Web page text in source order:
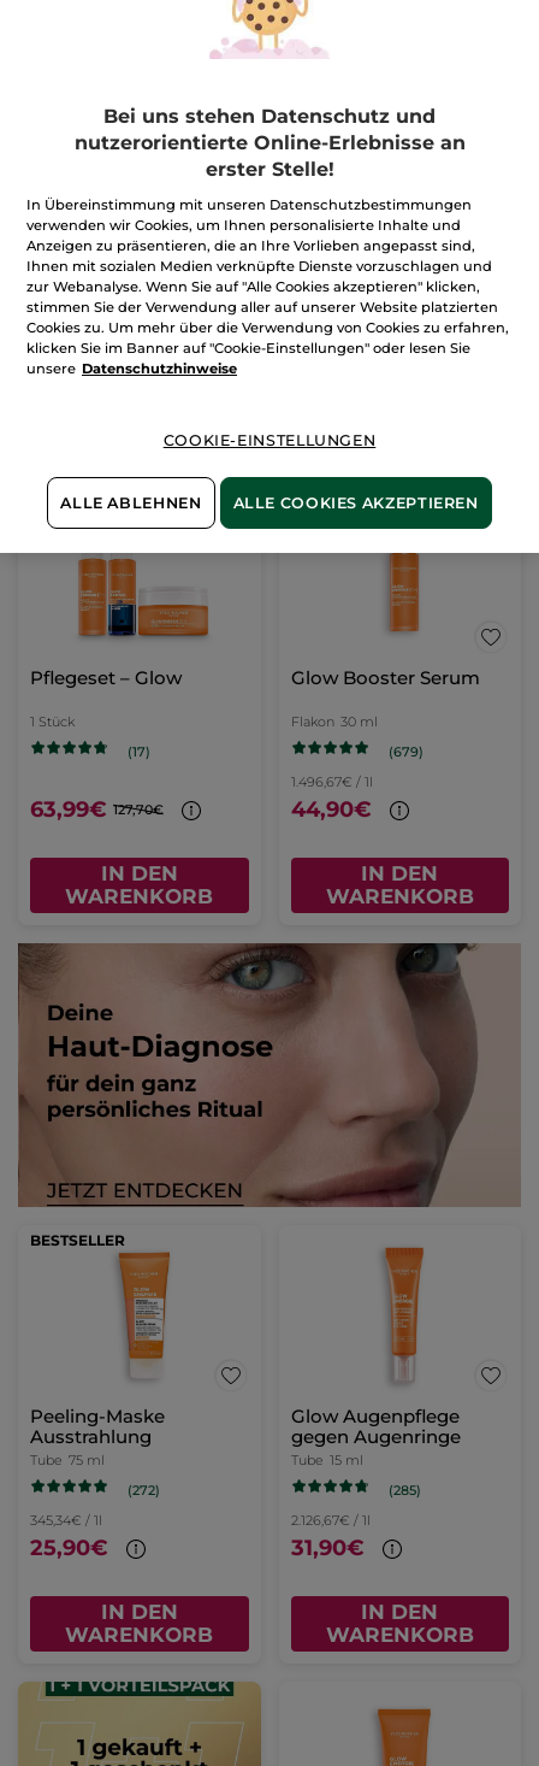
Regenerierendes
Nachtöl Glow
Glas Flakon mit Pipette 30 ml
(142)
1.496,67€ / 1l
44,90€
WARENKORB
-50%
Pflegeset – Glow
1 Stück
(17)
63,99€ 127,70€
IN DEN
WARENKORB
Glow Booster Serum
Flakon 30 ml
(679)
1.496,67€ / 1l
44,90€
IN DEN
WARENKORB
BESTSELLER
Peeling-Maske
Ausstrahlung
Tube 75 ml
(272)
345,34€ / 1l
25,90€
IN DEN
WARENKORB
Glow Augenpflege
gegen Augenringe
Tube 15 ml
(285)
2.126,67€ / 1l
31,90€
IN DEN
WARENKORB
Bei uns stehen Datenschutz und
nutzerorientierte Online-Erlebnisse an
erster Stelle!
In Übereinstimmung mit unseren Datenschutzbestimmungen
verwenden wir Cookies, um Ihnen personalisierte Inhalte und
Anzeigen zu präsentieren, die an Ihre Vorlieben angepasst sind,
Ihnen mit sozialen Medien verknüpfte Dienste vorzuschlagen und
zur Webanalyse. Wenn Sie auf "Alle Cookies akzeptieren" klicken,
stimmen Sie der Verwendung aller auf unserer Website platzierten
Cookies zu. Um mehr über die Verwendung von Cookies zu erfahren,
klicken Sie im Banner auf "Cookie-Einstellungen" oder lesen Sie
unsere Datenschutzhinweise
COOKIE-EINSTELLUNGEN
ALLE ABLEHNEN ALLE COOKIES AKZEPTIEREN